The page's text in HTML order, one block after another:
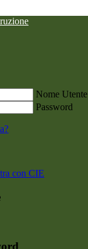
Nome Utente
Password
con CIE